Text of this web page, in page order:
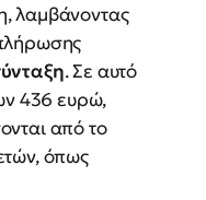
λαμβάνοντας
. Σε αυτό
436 ευρώ,
από το
όπως